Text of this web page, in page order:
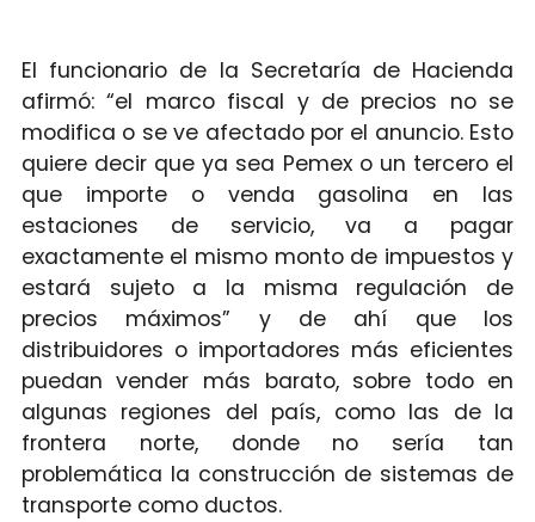
El funcionario de la Secretaría de Hacienda
afirmó: “el marco fiscal y de precios no se
modifica o se ve afectado por el anuncio. Esto
quiere decir que ya sea Pemex o un tercero el
que importe o venda gasolina en las
estaciones de servicio, va a pagar
exactamente el mismo monto de impuestos y
estará sujeto a la misma regulación de
precios máximos” y de ahí que los
distribuidores o importadores más eficientes
puedan vender más barato, sobre todo en
algunas regiones del país, como las de la
frontera norte, donde no sería tan
problemática la construcción de sistemas de
transporte como ductos.